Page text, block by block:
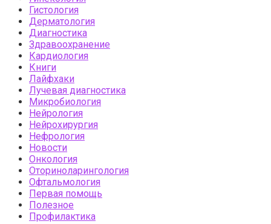
Гистология
Дерматология
Диагностика
Здравоохранение
Кардиология
Книги
Лайфхаки
Лучевая диагностика
Микробиология
Нейрология
Нейрохирургия
Нефрология
Новости
Онкология
Оториноларингология
Офтальмология
Первая помощь
Полезное
Профилактика